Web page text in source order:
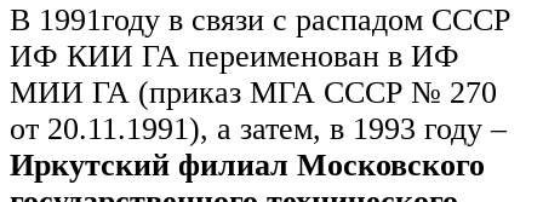
В 1991году в связи с распадом СССР
ИФ КИИ ГА переименован в ИФ
МИИ ГА (приказ МГА СССР № 270
от 20.11.1991), а затем, в 1993 году –
Иркутский филиал Московского